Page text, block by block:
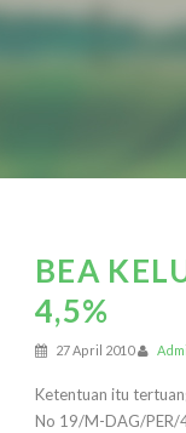
BEA
4,5%
27 April 2010
Ketentuan itu
No 19/M-DAG/PER/